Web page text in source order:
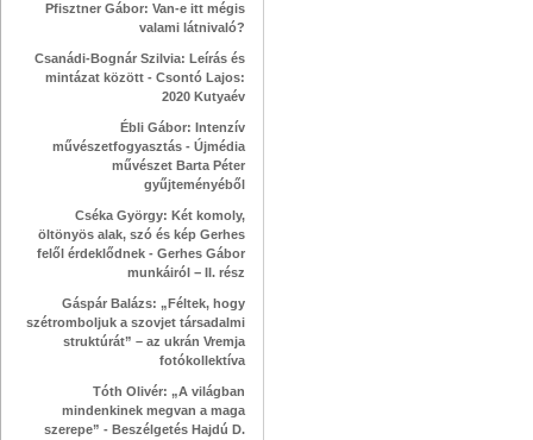
Pfisztner Gábor: Van-e itt mégis
valami látnivaló?
Csanádi-Bognár Szilvia: Leírás és
mintázat között - Csontó Lajos:
2020 Kutyaév
Ébli Gábor: Intenzív
művészetfogyasztás - Újmédia
művészet Barta Péter
gyűjteményéből
Cséka György: Két komoly,
öltönyös alak, szó és kép Gerhes
felől érdeklődnek - Gerhes Gábor
munkáiról − II. rész
Gáspár Balázs: „Féltek, hogy
szétromboljuk a szovjet társadalmi
struktúrát” – az ukrán Vremja
fotókollektíva
Tóth Olivér: „A világban
mindenkinek megvan a maga
szerepe” - Beszélgetés Hajdú D.